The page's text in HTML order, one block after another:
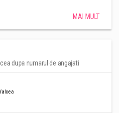
MAI MULT
dupa numarul de angajati